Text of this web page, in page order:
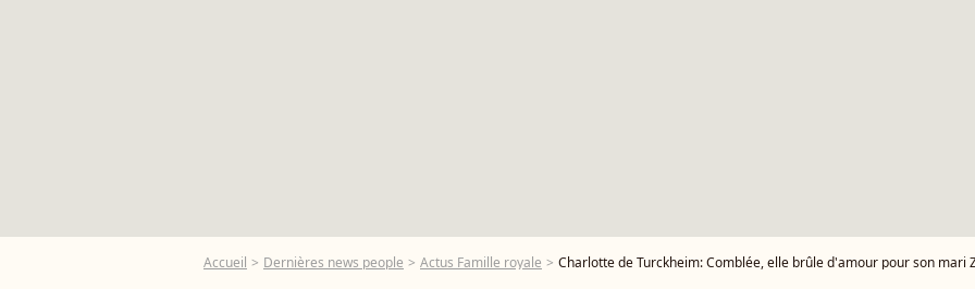
Accueil Dernières news people Actus Famille royale Charlotte de Turckheim: Comblée, elle brûle d'amour pour son mari